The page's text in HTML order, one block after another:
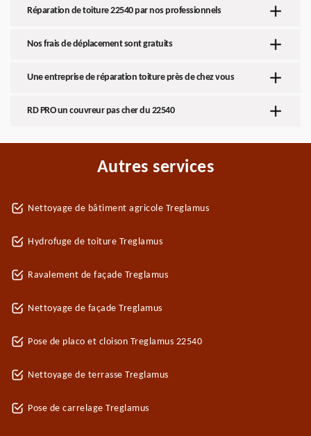
Réparation de toiture 22540 par nos professionnels
Nos frais de déplacement sont gratuits
Une entreprise de réparation toiture près de chez vous
RD PRO un couvreur pas cher du 22540
Autres services
Nettoyage de bâtiment agricole Treglamus
Hydrofuge de toiture Treglamus
Ravalement de façade Treglamus
Nettoyage de façade Treglamus
Pose de placo et cloison Treglamus 22540
Nettoyage de terrasse Treglamus
Pose de carrelage Treglamus